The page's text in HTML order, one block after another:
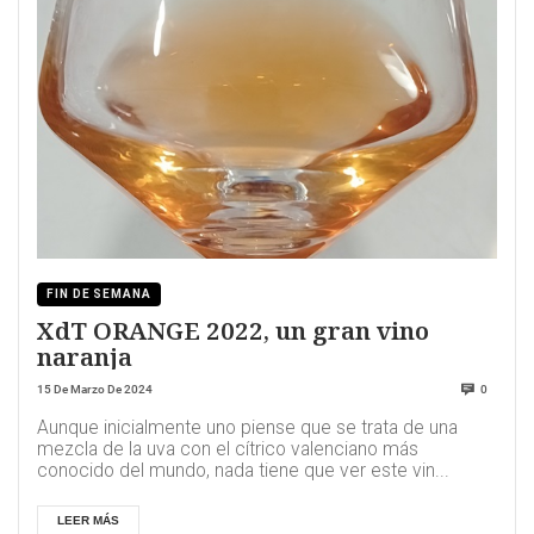
FIN DE SEMANA
XdT ORANGE 2022, un gran vino
naranja
15 De Marzo De 2024 0
Aunque inicialmente uno piense que se trata de una
mezcla de la uva con el cítrico valenciano más
conocido del mundo, nada tiene que ver este vin...
LEER MÁS